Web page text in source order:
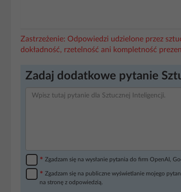
Zastrzeżenie: Odpowiedzi udzielone przez
dokładność, rzetelność ani kompletność
Zadaj dodatkowe pytanie
* Zgadzam się na wysłanie pytania do firm OpenAI,
* Zgadzam się na publiczne wyświetlanie mojego
na stronę z odpowiedzią.